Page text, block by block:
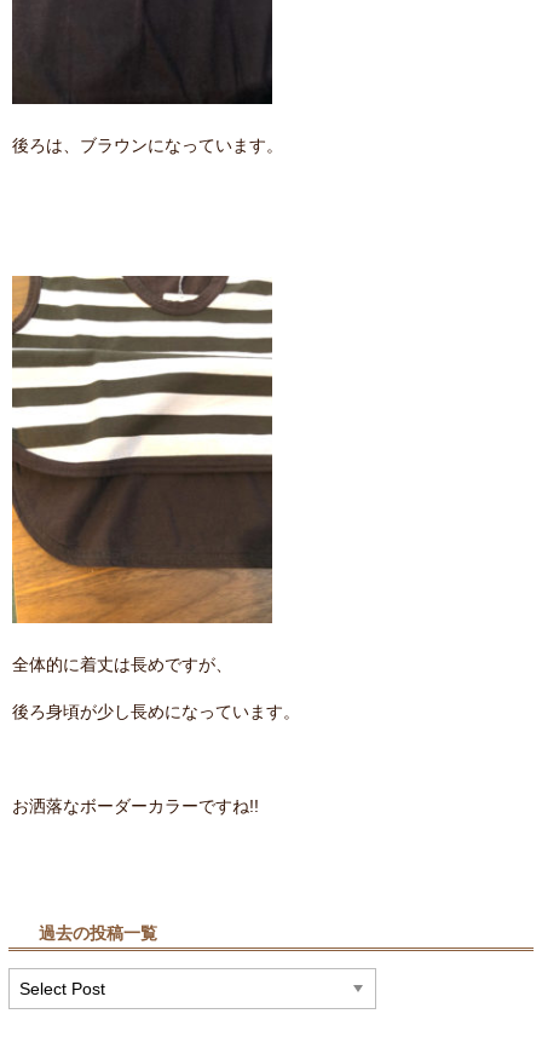
後ろは、ブラウンになっています。
全体的に着丈は長めですが、
後ろ身頃が少し長めになっています。
お洒落なボーダーカラーですね!!
過去の投稿一覧